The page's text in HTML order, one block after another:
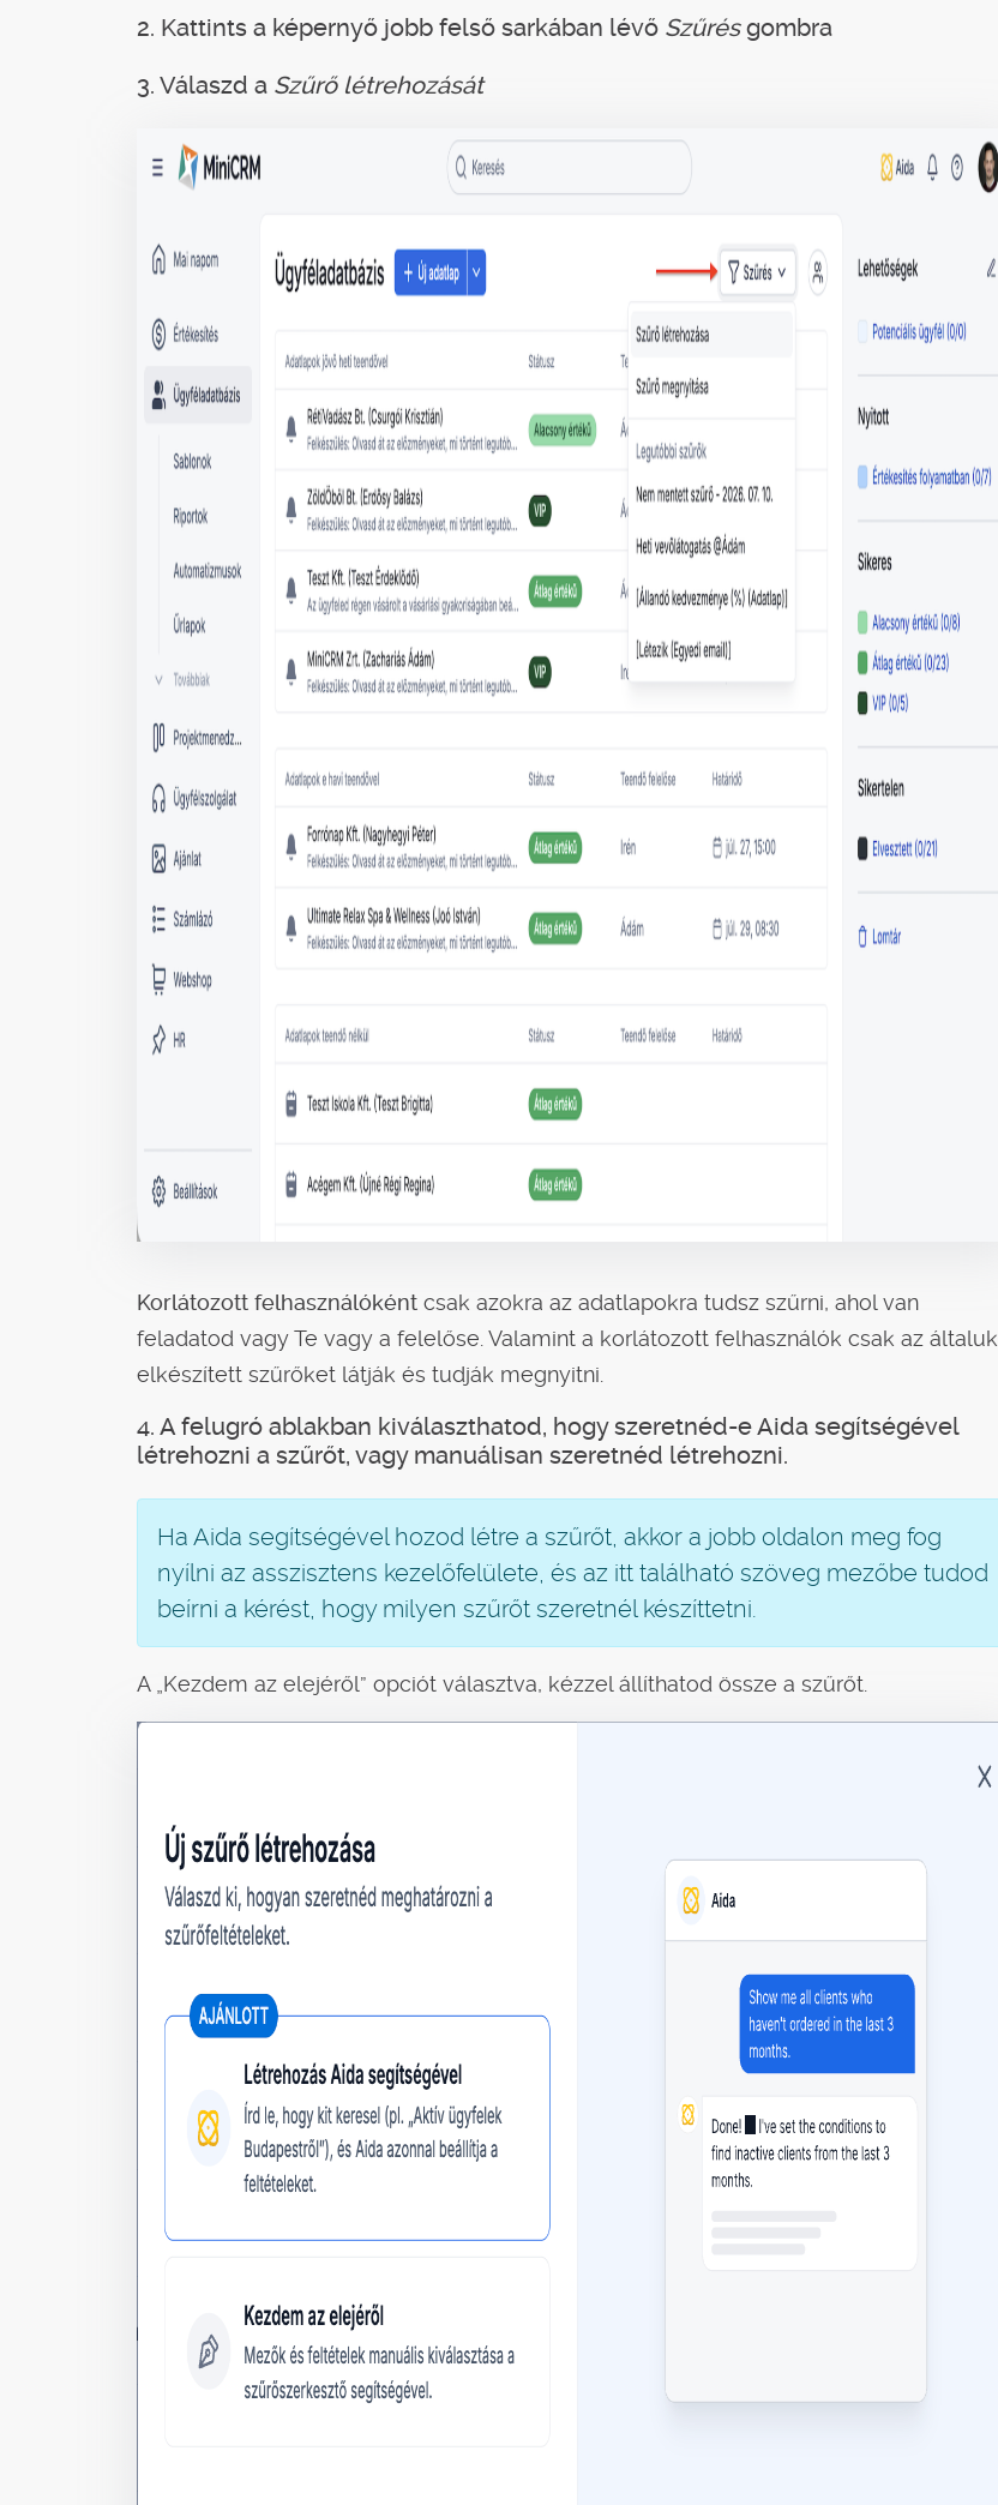
2. Kattints a képernyő jobb felső sarkában lévő Szűrésgombra
3. Válaszd a Szűrő létrehozását
Korlátozott felhasználóként csak azokra az adatlapokra tudsz szűrni, ahol van
feladatod vagy Te vagy a felelőse. Valamint a korlátozott felhasználók csak az általuk
elkészített szűrőket látják és tudják megnyitni.
4. A felugró ablakban kiválaszthatod, hogy szeretnéd-e Aida segítségével
létrehozni a szűrőt, vagy manuálisan szeretnéd létrehozni.
Ha Aida segítségével hozod létre a szűrőt, akkor a jobb oldalon meg fog
nyílni az asszisztens kezelőfelülete, és az itt található szöveg mezőbe tudod
beírni a kérést, hogy milyen szűrőt szeretnél készíttetni.
A „Kezdem az elejéről” opciót választva, kézzel állíthatod össze a szűrőt.